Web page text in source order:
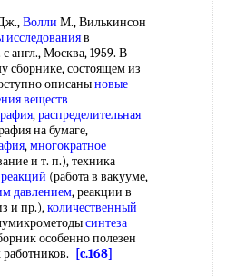
Волли М., Вилькинсон
в
с англ., Москва, 1959. В
сборнике, состоящем из
описаныновые
веществ
,распределительная
на бумаге,
,многократное
и т. п.), техника
(работа в вакууме,
давлением, реакции в
и пр.),количественный
синтеза
особенно полезен
[c.168]